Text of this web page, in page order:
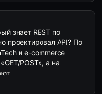
знает REST по
проектировал API? По
и e-commerce
POST», а на